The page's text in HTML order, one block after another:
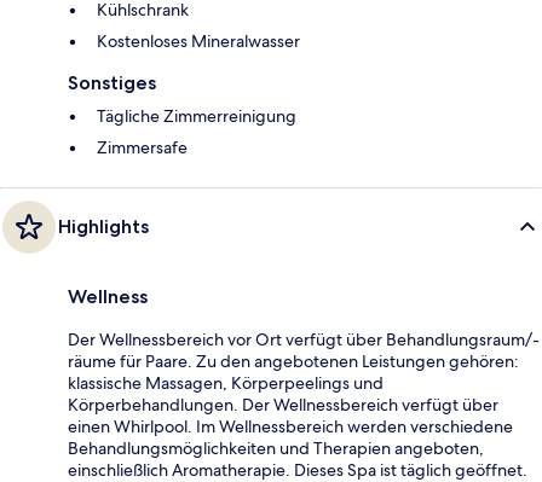
Kühlschrank
Kostenloses Mineralwasser
Sonstiges
Tägliche Zimmerreinigung
Zimmersafe
Highlights
Wellness
Der Wellnessbereich vor Ort verfügt über Behandlungsraum/-
räume für Paare. Zu den angebotenen Leistungen gehören:
klassische Massagen, Körperpeelings und
Körperbehandlungen. Der Wellnessbereich verfügt über
einen Whirlpool. Im Wellnessbereich werden verschiedene
Behandlungsmöglichkeiten und Therapien angeboten,
einschließlich Aromatherapie. Dieses Spa ist täglich geöffnet.